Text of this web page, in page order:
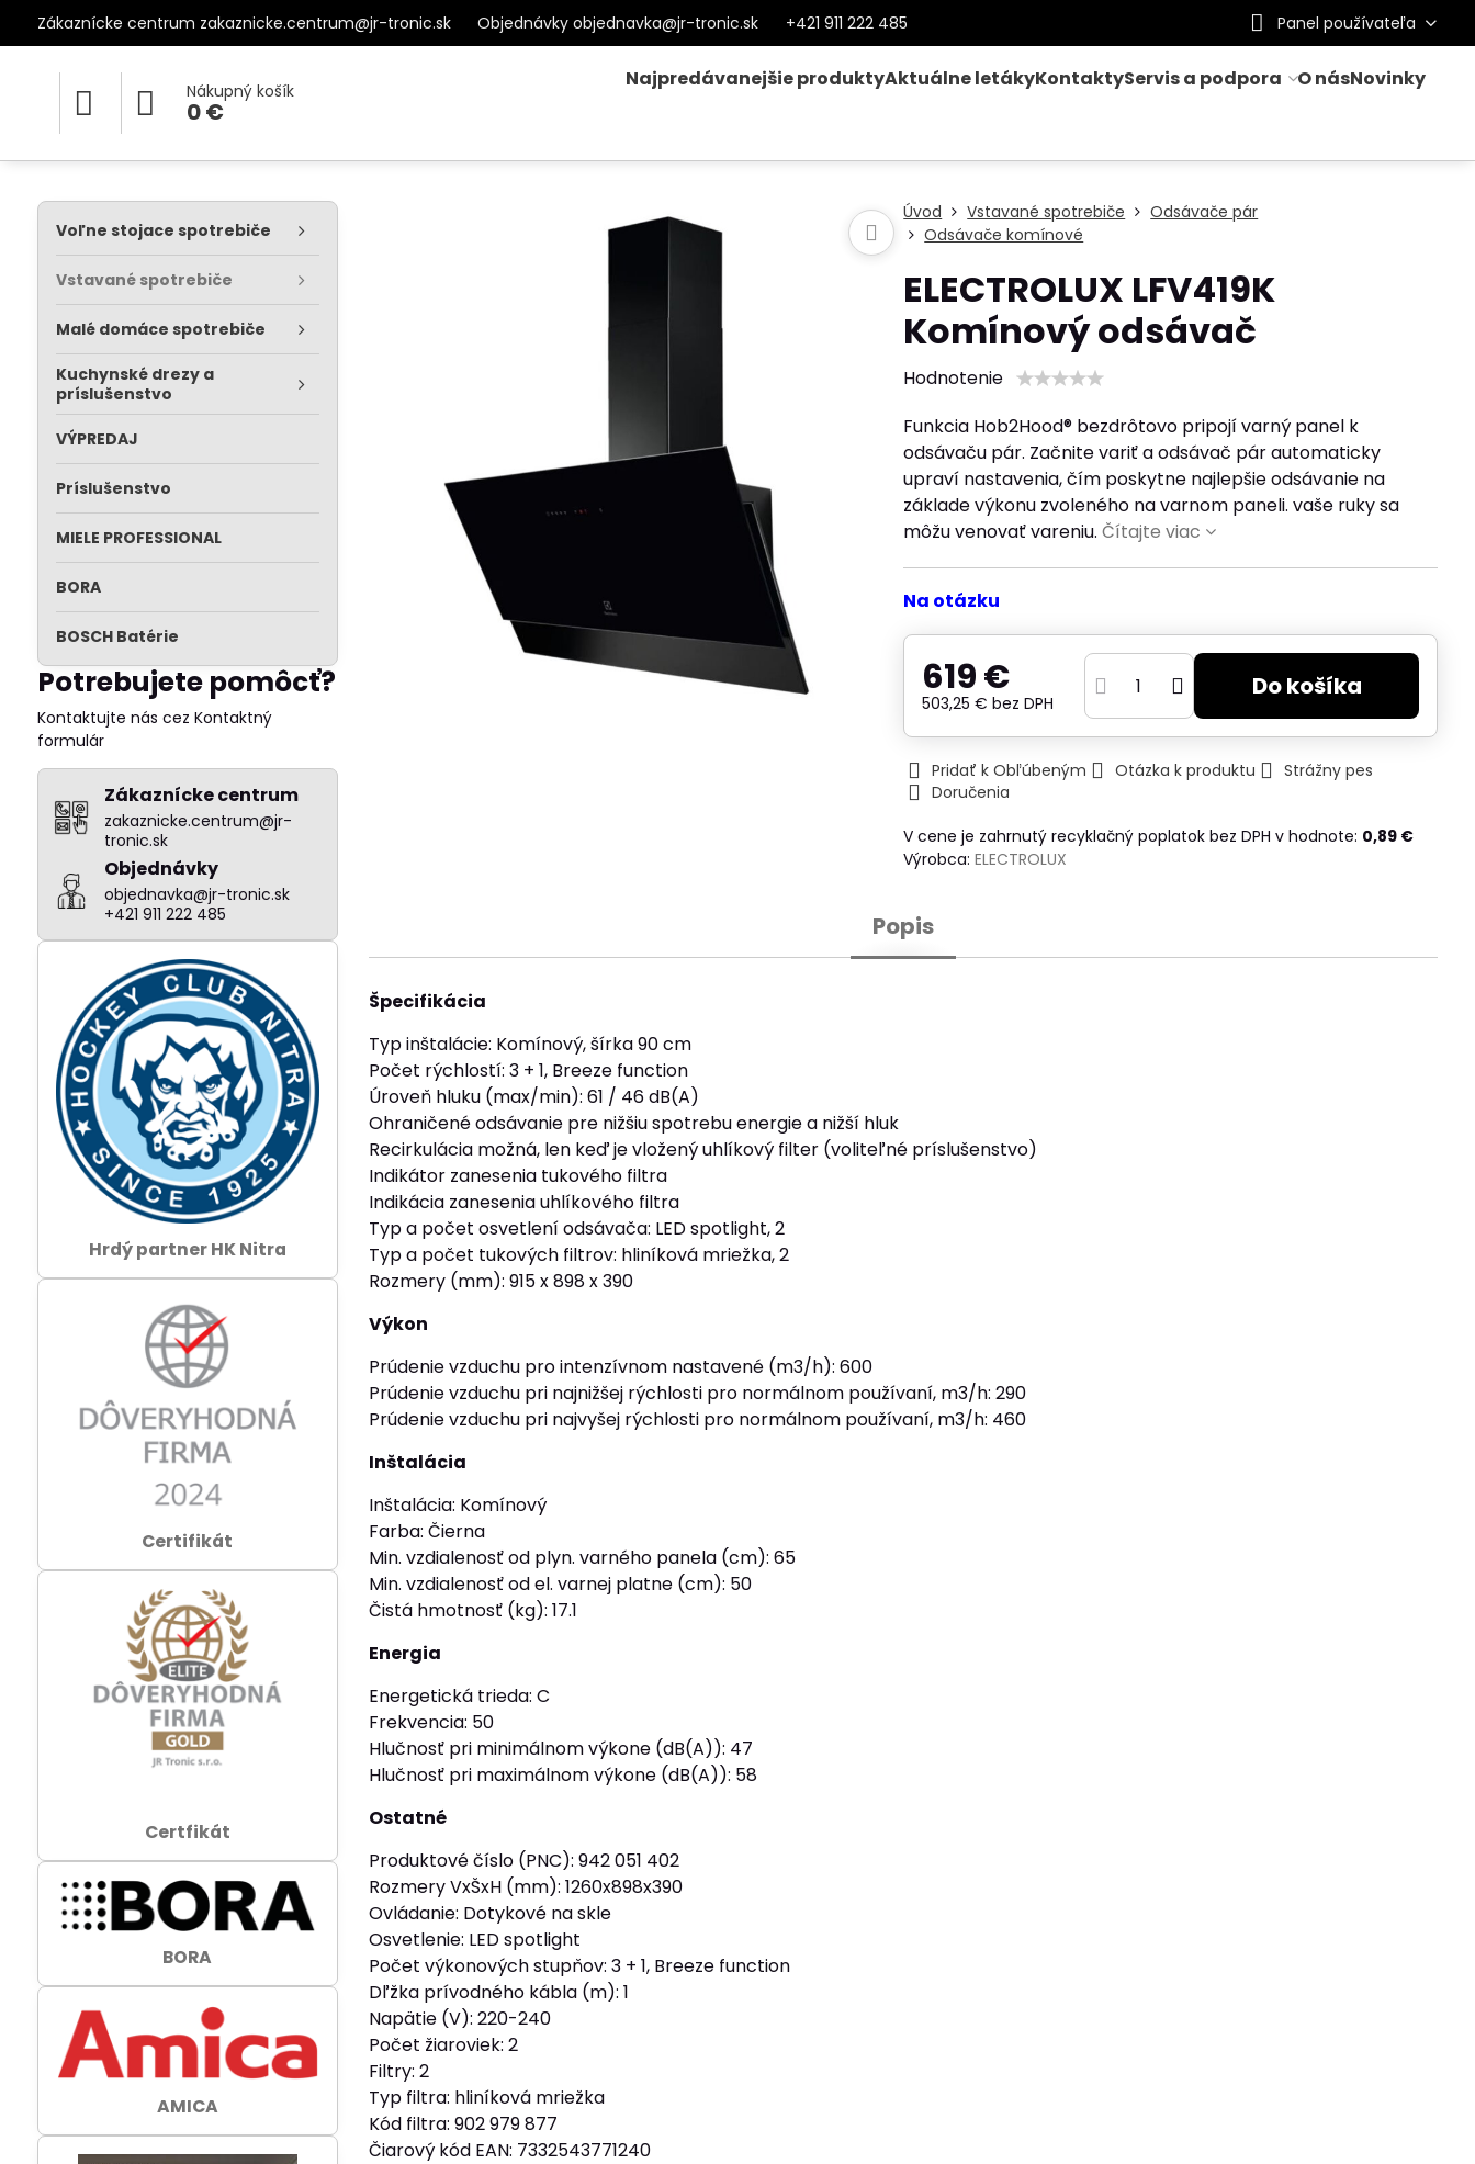
Zákaznícke centrum zakaznicke.centrum@jr-tronic.sk Objednávky objednavka@jr-tronic.sk +421 911 222 485 Panel používateľa
Nákupný košík
0 €
Najpredávanejšie produktyAktuálne letákyKontaktyServis a podpora O násNovinky
Úvod Vstavané spotrebiče
Odsávače pár
Odsávače komínové
ELECTROLUX LFV419K
Komínový odsávač
Hodnotenie
Funkcia Hob2Hood® bezdrôtovo pripojí varný panel k
odsávaču pár. Začnite variť a odsávač pár automaticky
upraví nastavenia, čím poskytne najlepšie odsávanie na
základe výkonu zvoleného na varnom paneli. vaše ruky sa
môžu venovať vareniu.Čítajte viac
Na otázku
619 €
503,25 €bez DPH
Do košíka
Pridať k Obľúbeným Otázka k produktu
Strážny pes
Doručenia
V cene je zahrnutý recyklačný poplatok bez DPH v hodnote: 0,89 €
Výrobca:ELECTROLUX
Popis
Špecifikácia
Typ inštalácie: Komínový, šírka 90 cm
Počet rýchlostí: 3 + 1, Breeze function
Úroveň hluku (max/min): 61 / 46 dB(A)
Ohraničené odsávanie pre nižšiu spotrebu energie a nižší hluk
Recirkulácia možná, len keď je vložený uhlíkový filter (voliteľné príslušenstvo)
Indikátor zanesenia tukového filtra
Indikácia zanesenia uhlíkového filtra
Typ a počet osvetlení odsávača: LED spotlight, 2
Typ a počet tukových filtrov: hliníková mriežka, 2
Rozmery (mm): 915 x 898 x 390
Výkon
Prúdenie vzduchu pro intenzívnom nastavené (m3/h): 600
Prúdenie vzduchu pri najnižšej rýchlosti pro normálnom používaní, m3/h: 290
Prúdenie vzduchu pri najvyšej rýchlosti pro normálnom používaní, m3/h: 460
Inštalácia
Inštalácia: Komínový
Farba: Čierna
Min. vzdialenosť od plyn. varného panela (cm): 65
Min. vzdialenosť od el. varnej platne (cm): 50
Čistá hmotnosť (kg): 17.1
Energia
Energetická trieda: C
Frekvencia: 50
Hlučnosť pri minimálnom výkone (dB(A)): 47
Hlučnosť pri maximálnom výkone (dB(A)): 58
Ostatné
Produktové číslo (PNC): 942 051 402
Rozmery VxŠxH (mm): 1260x898x390
Ovládanie: Dotykové na skle
Osvetlenie: LED spotlight
Počet výkonových stupňov: 3 + 1, Breeze function
Dľžka prívodného kábla (m): 1
Napätie (V): 220-240
Počet žiaroviek: 2
Filtry: 2
Typ filtra: hliníková mriežka
Kód filtra: 902 979 877
Čiarový kód EAN: 7332543771240
Voľne stojace spotrebiče
Vstavané spotrebiče
Malé domáce spotrebiče
Kuchynské drezy a
príslušenstvo
VÝPREDAJ
Príslušenstvo
MIELE PROFESSIONAL
BORA
BOSCH Batérie
Potrebujete pomôcť?
Kontaktujte nás cez Kontaktný
formulár
Zákaznícke centrum
zakaznicke.centrum@jr-
tronic.sk
Objednávky
objednavka@jr-tronic.sk
+421 911 222 485
Hrdý partner HK Nitra
Certifikát
Certfikát
BORA
AMICA